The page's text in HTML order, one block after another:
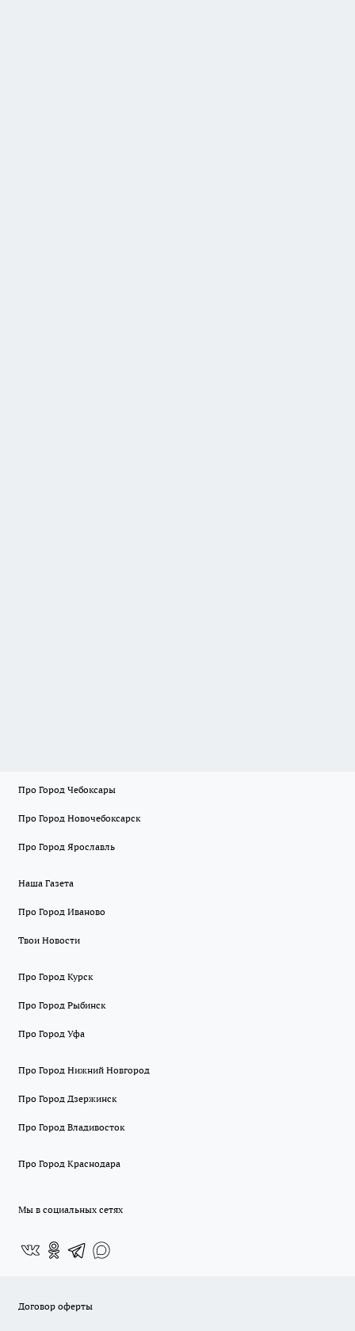
Про Город Чебоксары
Про Город Новочебоксарск
Про Город Ярославль
Наша Газета
Про Город Иваново
Твои Новости
Про Город Курск
Про Город Рыбинск
Про Город Уфа
Про Город Нижний Новгород
Про Город Дзержинск
Про Город Владивосток
Про Город Краснодара
Мы в социальных сетях
Договор оферты